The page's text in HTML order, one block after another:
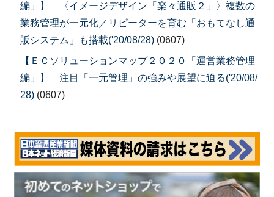
編」】 〈イメージデザイン「楽々通販２」〉複数の
業務管理が一元化／リピーターを育む「おもてなし通
販システム」も搭載('20/08/28) (0607)
【ＥＣソリューションマップ２０２０「運営業務管理
編」】 注目「一元管理」の強みや展望に迫る('20/08/
28) (0607)